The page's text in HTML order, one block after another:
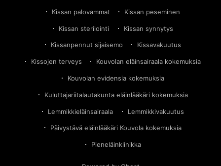
Kissan palovammat Kissan peseminen
Kissan sterilointi Kissan synnytys
Kissanpennut sijaisemo Kissavakuutus
Kissojen terveys Kouvolan eläinsairaala kokemuksia
Kouvolan evidensia kokemuksia
Kuluttajariitalautakunta eläinlääkäri kokemuksia
Lemmikkieläinsairaala Lemmikkivakuutus
Päivystävä eläinlääkäri Kouvola kokemuksia
Pieneläinklinikka